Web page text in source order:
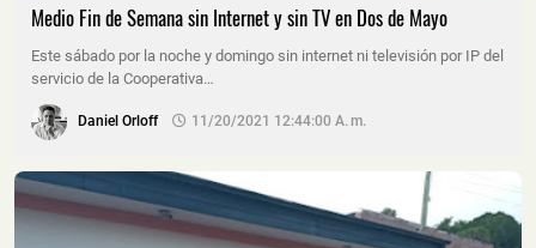
Medio Fin de Semana sin Internet y sin TV en Dos de Mayo
Este sábado por la noche y domingo sin internet ni televisión por IP del
servicio de la Cooperativa…
Daniel Orloff 11/20/2021 12:44:00 A. M.